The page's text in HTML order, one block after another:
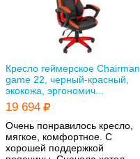
Кресло геймерское Chairman
game 22, черный-красный,
экокожа, эргономич...
19 694
Очень понравилось кресло,
мягкое, комфортное. С
хорошей поддержкой